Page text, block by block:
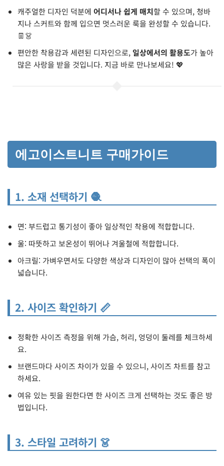
캐주얼한 디자인 덕분에 어디서나 쉽게 매치할 수 있으며, 청바
지나 스커트와 함께 입으면 멋스러운 룩을 완성할 수 있습니다.
👖👗
편안한 착용감과 세련된 디자인으로,일상에서의 활용도가 높아
많은 사랑을 받을 것입니다. 지금 바로 만나보세요! 💖
에고이스트니트 구매가이드
1. 소재 선택하기 🧶
면: 부드럽고 통기성이 좋아 일상적인 착용에 적합합니다.
울: 따뜻하고 보온성이 뛰어나 겨울철에 적합합니다.
아크릴: 가벼우면서도 다양한 색상과 디자인이 많아 선택의 폭이
넓습니다.
2. 사이즈 확인하기 📏
정확한 사이즈 측정을 위해 가슴, 허리, 엉덩이 둘레를 체크하세
요.
브랜드마다 사이즈 차이가 있을 수 있으니, 사이즈 차트를 참고
하세요.
여유 있는 핏을 원한다면 한 사이즈 크게 선택하는 것도 좋은 방
법입니다.
3. 스타일 고려하기 👗